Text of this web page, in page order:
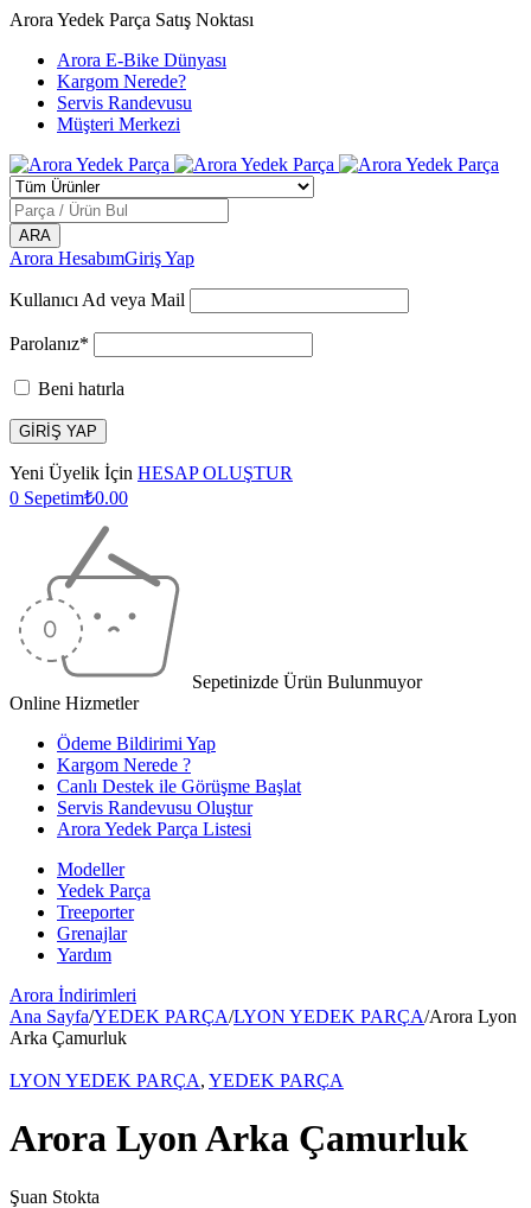
Arora Yedek Parça Satış Noktası
Arora E-Bike Dünyası
Kargom Nerede?
Servis Randevusu
Müşteri Merkezi
Arora HesabımGiriş Yap
Kullanıcı Ad veya Mail
Parolanız*
Beni hatırla
Yeni Üyelik İçin HESAP OLUŞTUR
0 Sepetim₺0.00
Sepetinizde Ürün Bulunmuyor
Online Hizmetler
Ödeme Bildirimi Yap
Kargom Nerede ?
Canlı Destek ile Görüşme Başlat
Servis Randevusu Oluştur
Arora Yedek Parça Listesi
Modeller
Yedek Parça
Treeporter
Grenajlar
Yardım
Arora İndirimleri
Ana Sayfa/YEDEK PARÇA/LYON YEDEK PARÇA/Arora Lyon
Arka Çamurluk
LYON YEDEK PARÇA, YEDEK PARÇA
Arora Lyon Arka Çamurluk
Şuan Stokta